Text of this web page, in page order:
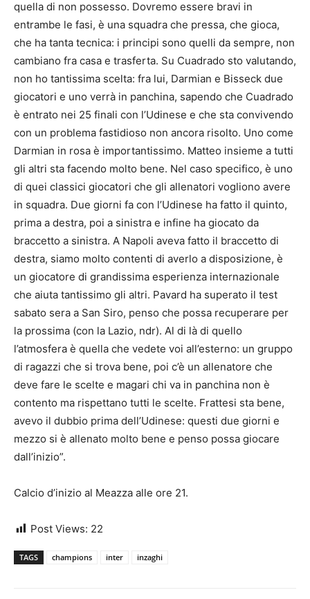
quella di non possesso. Dovremo essere bravi in
entrambe le fasi, è una squadra che pressa, che gioca,
che ha tanta tecnica: i principi sono quelli da sempre, non
cambiano fra casa e trasferta. Su Cuadrado sto valutando,
non ho tantissima scelta: fra lui, Darmian e Bisseck due
giocatori e uno verrà in panchina, sapendo che Cuadrado
è entrato nei 25 finali con l’Udinese e che sta convivendo
con un problema fastidioso non ancora risolto. Uno come
Darmian in rosa è importantissimo. Matteo insieme a tutti
gli altri sta facendo molto bene. Nel caso specifico, è uno
di quei classici giocatori che gli allenatori vogliono avere
in squadra. Due giorni fa con l’Udinese ha fatto il quinto,
prima a destra, poi a sinistra e infine ha giocato da
braccetto a sinistra. A Napoli aveva fatto il braccetto di
destra, siamo molto contenti di averlo a disposizione, è
un giocatore di grandissima esperienza internazionale
che aiuta tantissimo gli altri. Pavard ha superato il test
sabato sera a San Siro, penso che possa recuperare per
la prossima (con la Lazio, ndr). Al di là di quello
l’atmosfera è quella che vedete voi all’esterno: un gruppo
di ragazzi che si trova bene, poi c’è un allenatore che
deve fare le scelte e magari chi va in panchina non è
contento ma rispettano tutti le scelte. Frattesi sta bene,
avevo il dubbio prima dell’Udinese: questi due giorni e
mezzo si è allenato molto bene e penso possa giocare
dall’inizio”.
Calcio d’inizio al Meazza alle ore 21.
Post Views: 22
TAGS champions inter inzaghi